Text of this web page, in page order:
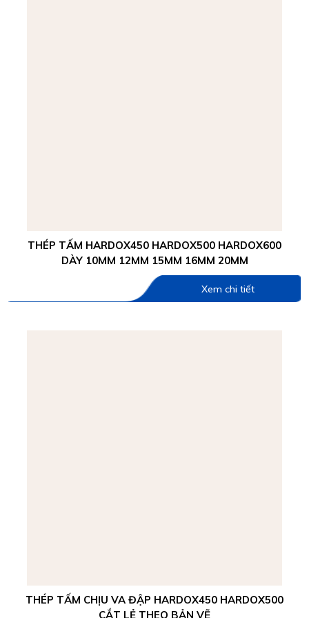
THÉP TẤM HARDOX450 HARDOX500 HARDOX600
DÀY 10MM 12MM 15MM 16MM 20MM
Xem chi tiết
THÉP TẤM CHỊU VA ĐẬP HARDOX450 HARDOX500
CẮT LẺ THEO BẢN VẼ